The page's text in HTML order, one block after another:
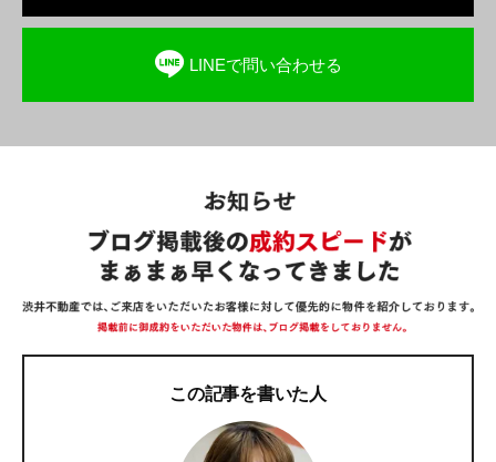
LINEで問い合わせる
この記事を書いた人